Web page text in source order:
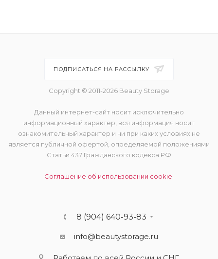
ПОДПИСАТЬСЯ НА РАССЫЛКУ
Copyright © 2011-2026 Beauty Storage
Данный интернет-сайт носит исключительно
информационный характер, вся информация носит
ознакомительный характер и ни при каких условиях не
является публичной офертой, определяемой положениями
Статьи 437 Гражданского кодекса РФ
Соглашение об использовании cookie.
8 (904) 640-93-83
info@beautystorage.ru